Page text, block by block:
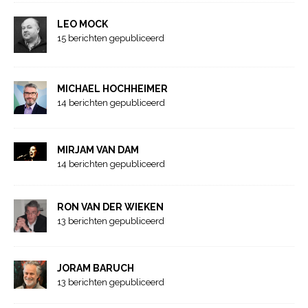
LEO MOCK
15 berichten gepubliceerd
MICHAEL HOCHHEIMER
14 berichten gepubliceerd
MIRJAM VAN DAM
14 berichten gepubliceerd
RON VAN DER WIEKEN
13 berichten gepubliceerd
JORAM BARUCH
13 berichten gepubliceerd